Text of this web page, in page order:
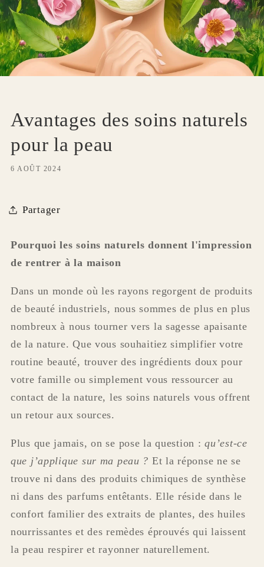
Avantages des soins naturels
pour la peau
6 AOÛT 2024
Partager
Pourquoi les soins naturels donnent l'impression
de rentrer à la maison
Dans un monde où les rayons regorgent de produits
de beauté industriels, nous sommes de plus en plus
nombreux à nous tourner vers la sagesse apaisante
de la nature. Que vous souhaitiez simplifier votre
routine beauté, trouver des ingrédients doux pour
votre famille ou simplement vous ressourcer au
contact de la nature, les soins naturels vous offrent
un retour aux sources.
Plus que jamais, on se pose la question :qu’est-ce
que j’applique sur ma peau ? Et la réponse ne se
trouve ni dans des produits chimiques de synthèse
ni dans des parfums entêtants. Elle réside dans le
confort familier des extraits de plantes, des huiles
nourrissantes et des remèdes éprouvés qui laissent
la peau respirer et rayonner naturellement.